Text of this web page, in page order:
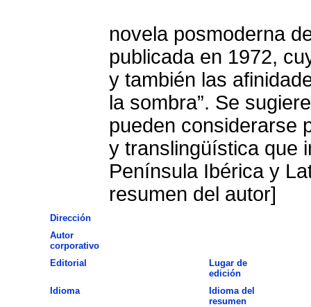
novela posmoderna
publicada en 1972,
y también las
la sombra”. Se
pueden considerarse
y translingüística que
Península Ibérica y
resumen del autor]
Dirección
Autor
corporativo
Editorial
Lugar de
edición
Idioma
Idioma del
resumen